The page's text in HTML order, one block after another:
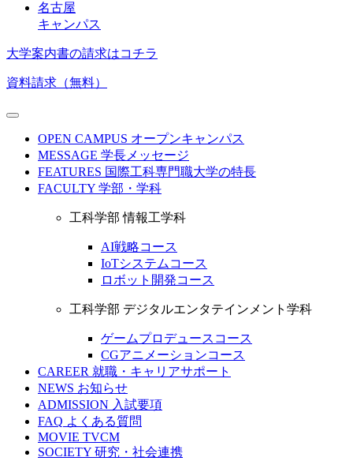
名古屋
キャンパス
大学案内書の請求はコチラ
資料請求（無料）
OPEN CAMPUS オープンキャンパス
MESSAGE 学長メッセージ
FEATURES 国際工科専門職大学の特長
FACULTY 学部・学科
工科学部 情報工学科
AI戦略コース
IoTシステムコース
ロボット開発コース
工科学部 デジタルエンタテインメント学科
ゲームプロデュースコース
CGアニメーションコース
CAREER 就職・キャリアサポート
NEWS お知らせ
ADMISSION 入試要項
FAQ よくある質問
MOVIE TVCM
SOCIETY 研究・社会連携